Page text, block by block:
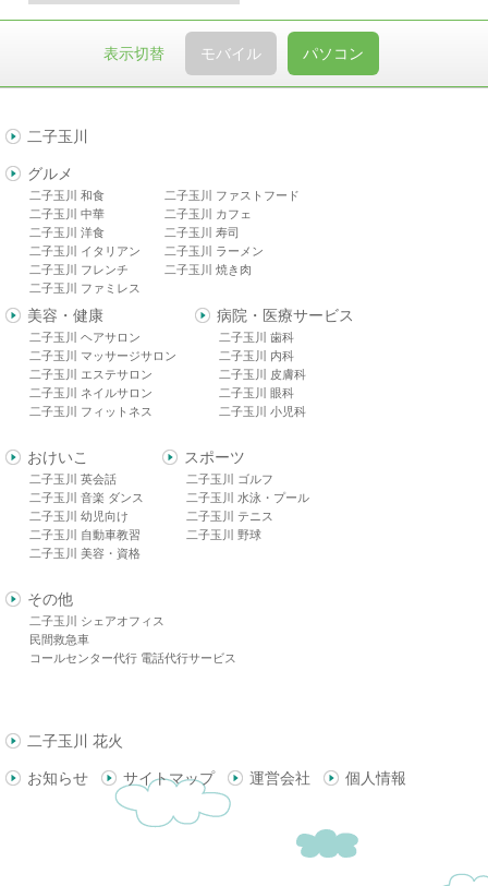
表示切替 モバイル パソコン
二子玉川
グルメ
二子玉川 和食
二子玉川 中華
二子玉川 洋食
二子玉川 イタリアン
二子玉川 フレンチ
二子玉川 ファミレス
二子玉川 ファストフード
二子玉川 カフェ
二子玉川 寿司
二子玉川 ラーメン
二子玉川 焼き肉
美容・健康
二子玉川 ヘアサロン
二子玉川 マッサージサロン
二子玉川 エステサロン
二子玉川 ネイルサロン
二子玉川 フィットネス
病院・医療サービス
二子玉川 歯科
二子玉川 内科
二子玉川 皮膚科
二子玉川 眼科
二子玉川 小児科
おけいこ
二子玉川 英会話
二子玉川 音楽 ダンス
二子玉川 幼児向け
二子玉川 自動車教習
二子玉川 美容・資格
スポーツ
二子玉川 ゴルフ
二子玉川 水泳・プール
二子玉川 テニス
二子玉川 野球
その他
二子玉川 シェアオフィス
民間救急車
コールセンター代行 電話代行サービス
二子玉川 花火
お知らせ サイトマップ 運営会社 個人情報